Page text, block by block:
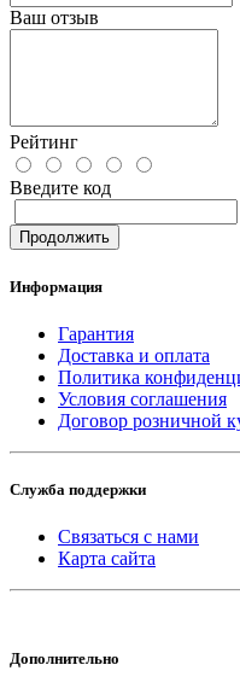
Ваш отзыв
Рейтинг
Введите код
Продолжить
Информация
Гарантия
Доставка и оплата
Политика
Условия соглашения
Договор розничной
Служба поддержки
Связаться с нами
Карта сайта
Дополнительно